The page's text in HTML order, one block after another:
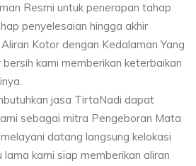
Resmi untuk penerapan tahap
penyelesaian hingga akhir
Kotor dengan Kedalaman Yang
kami memberikan keterbaikan
jasa TirtaNadi dapat
sebagai mitra Pengeboran Mata
datang langsung kelokasi
kami siap memberikan aliran